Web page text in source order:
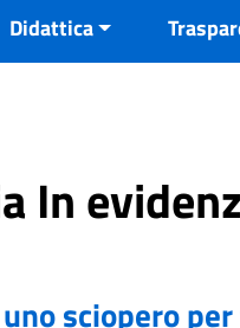
Didattica
In
sciopero